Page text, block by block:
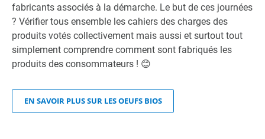
fabricants associés à la démarche. Le but de ces journées
? Vérifier tous ensemble les cahiers des charges des
produits votés collectivement mais aussi et surtout tout
simplement comprendre comment sont fabriqués les
produits des consommateurs ! 😊
EN SAVOIR PLUS SUR LES OEUFS BIOS